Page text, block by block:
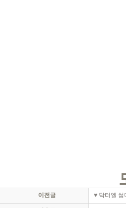
이전글 ♥ 닥터엘 썸